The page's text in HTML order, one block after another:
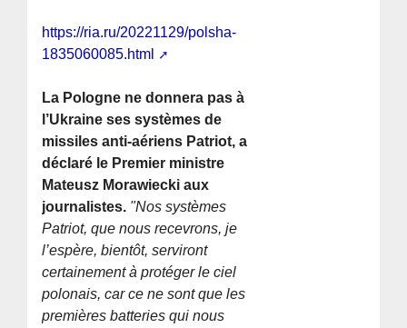
https://ria.ru/20221129/polsha-
1835060085.html
La Pologne ne donnera pas à
l’Ukraine ses systèmes de
missiles anti-aériens Patriot, a
déclaré le Premier ministre
Mateusz Morawiecki aux
journalistes. "Nos systèmes
Patriot, que nous recevrons, je
l’espère, bientôt, serviront
certainement à protéger le ciel
polonais, car ce ne sont que les
premières batteries qui nous